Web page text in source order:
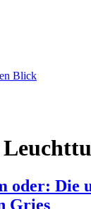
Blick
oder: Die
Gries